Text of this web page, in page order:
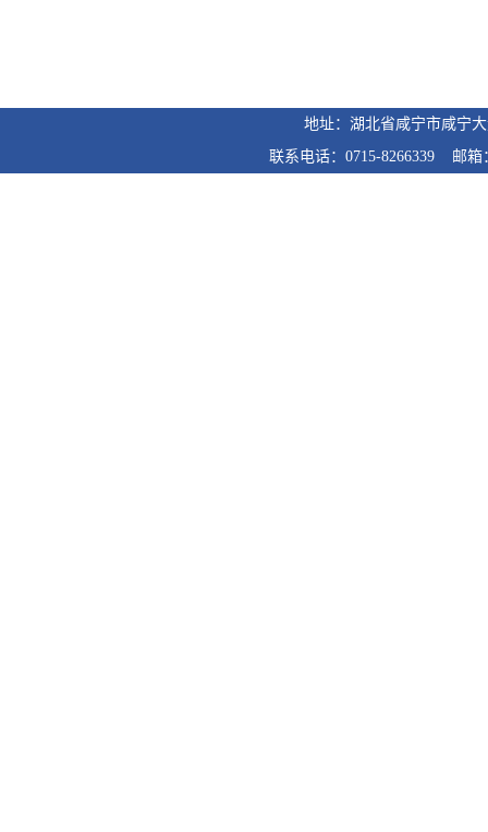
地址：湖北省咸宁市咸宁
联系电话：0715-8266339 邮箱